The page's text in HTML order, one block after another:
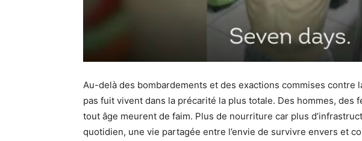
Au-delà des bombardements et des exactions commises contre
pas fuit vivent dans la précarité la plus totale. Des hommes, des
tout âge meurent de faim. Plus de nourriture car plus
quotidien, une vie partagée entre l’envie de survivre envers et